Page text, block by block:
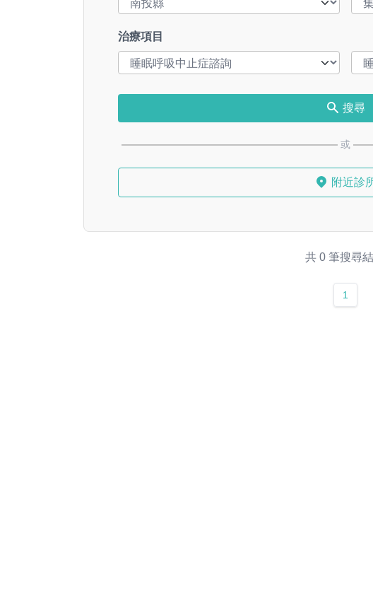
治療項目
搜尋
或
附近診
共 0 筆搜尋
1